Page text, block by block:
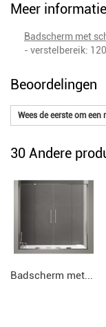
Meer informatie
Badscherm met
- verstelbereik:
Beoordelingen
Wees de eerste om een
30 Andere
Badscherm met...